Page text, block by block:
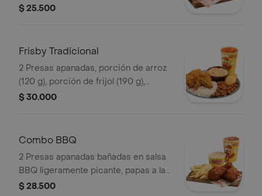
(325 ml)
$ 25.500
Frisby Tradicional
2 Presas apanadas, porción de arroz
(120 g), porción de frijol (190 g),
ensalada de repollo personal (145 g), 2
$ 30.000
Combo BBQ
2 Presas apanadas bañadas en salsa
BBQ ligeramente picante, papas a la
francesa mediana (60 g), ensalada de
$ 28.500